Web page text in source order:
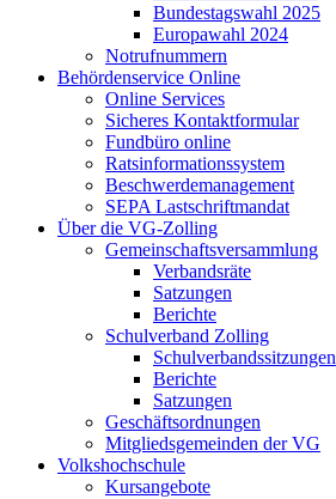
Bundestagswahl 2025
Europawahl 2024
Notrufnummern
Behördenservice Online
Online Services
Sicheres Kontaktformular
Fundbüro online
Ratsinformationssystem
Beschwerdemanagement
SEPA Lastschriftmandat
Über die VG-Zolling
Gemeinschaftsversammlung
Verbandsräte
Satzungen
Berichte
Schulverband Zolling
Schulverbandssitzungen
Berichte
Satzungen
Geschäftsordnungen
Mitgliedsgemeinden der VG
Volkshochschule
Kursangebote